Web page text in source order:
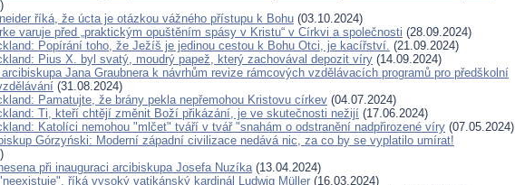
říká, že úcta je otázkou vážného přístupu k Bohu (03.10.2024)
varuje před „praktickým opuštěním spásy v Kristu“ v Církvi a společnosti (28.09.2024)
Popírání toho, že Ježíš je jedinou cestou k Bohu Otci, je kacířství. (21.09.2024)
Pius X. byl svatý, moudrý papež, který zachovával depozit víry (14.09.2024)
Jana Graubnera k návrhům revize rámcových vzdělávacích programů pro předškolní
(31.08.2024)
Pamatujte, že brány pekla nepřemohou Kristovu církev (04.07.2024)
Ti, kteří chtějí změnit Boží přikázání, je ve skutečnosti nežijí (17.06.2024)
Katolíci nemohou "mlčet" tváří v tvář "snahám o odstranění nadpřirozené víry (07.05.2024)
Górzyński: Moderní západní civilizace nedává nic, za co by se vyplatilo umírat!
při inauguraci arcibiskupa Josefa Nuzíka(13.04.2024)
říká vysoký vatikánský kardinál Ludwig Müller (16.03.2024)